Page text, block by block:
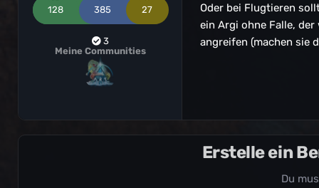
128 385 27
3
Meine Communities
Oder bei Flugtieren
ein Argi ohne Falle,
angreifen (machen sie
Erstelle ein
Du